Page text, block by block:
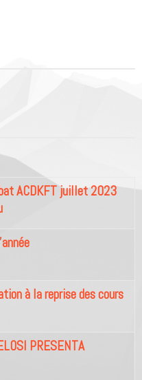
ACDKFT juillet 2023
à la reprise des cours
PRESENTA